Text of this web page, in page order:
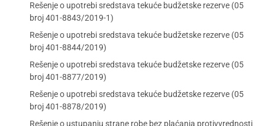
Rešenje o upotrebi sredstava tekuće budžetske rezerve (05
broj 401-8843/2019-1)
Rešenje o upotrebi sredstava tekuće budžetske rezerve (05
broj 401-8844/2019)
Rešenje o upotrebi sredstava tekuće budžetske rezerve (05
broj 401-8877/2019)
Rešenje o upotrebi sredstava tekuće budžetske rezerve (05
broj 401-8878/2019)
Rešenje o ustupanju strane robe bez plaćanja protivvrednosti